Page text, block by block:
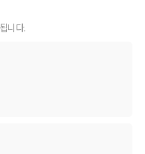
니다.